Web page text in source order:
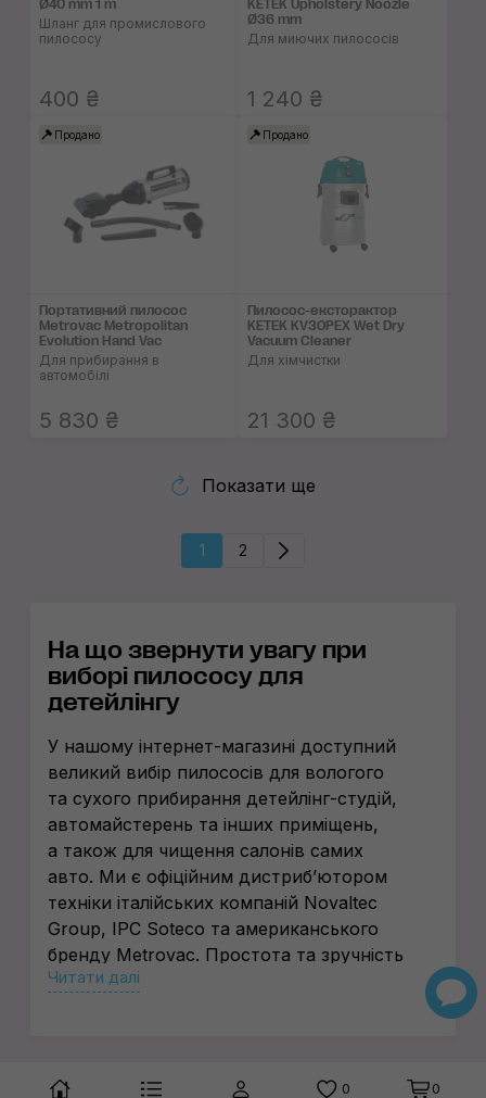
Ø40 mm 1 m
Шланг для промислового
пилососу
400 ₴
KETEK Upholstery Noozle
Ø36 mm
Для миючих пилососів
1 240 ₴
Продано
Портативний пилосос
Metrovac Metropolitan
Evolution Hand Vac
Для прибирання в
автомобілі
5 830 ₴
Продано
Пилосос-ексторактор
KETEK KV30PEX Wet Dry
Vacuum Cleaner
Для хімчистки
21 300 ₴
Показати ще
1 2
На що звернути увагу при
виборі пилососу для
детейлінгу
У нашому інтернет-магазині доступний
великий вибір пилососів для вологого
та сухого прибирання детейлінг-студій,
автомайстерень та інших приміщень,
а також для чищення салонів самих
авто. Ми є офіційним дистриб’ютором
техніки італійських компаній Novaltec
Group, IPC Soteco та американського
бренду Metrovac. Простота та зручність
обладнання цих виробників дозволяє
У комплекті з універсальними моделями
Читати далі
0 0